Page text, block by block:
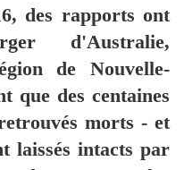
des rapports ont
d'Australie,
de Nouvelle-
que des centaines
morts - et
laissés intacts par